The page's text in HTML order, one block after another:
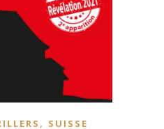
, SUISSE